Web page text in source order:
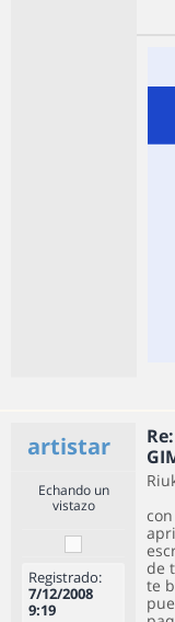
artistar
Echando un
vistazo
Registrado:
7/12/2008
9:19
de
te